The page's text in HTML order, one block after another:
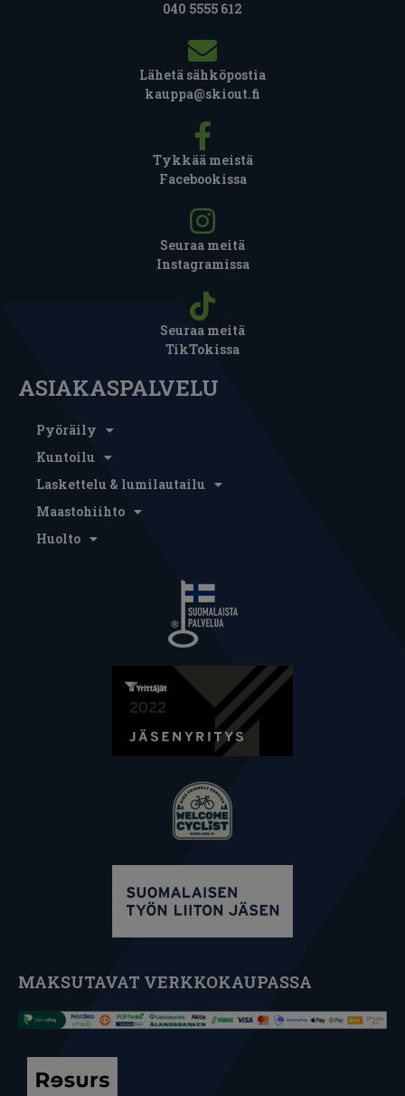
040 5555 612
Lähetä sähköpostia
kauppa@skiout.fi
Tykkää meistä
Facebookissa
Seuraa meitä
Instagramissa
Seuraa meitä
TikTokissa
ASIAKASPALVELU
Pyöräily
Kuntoilu
Laskettelu & lumilautailu
Maastohiihto
Huolto
MAKSUTAVAT VERKKOKAUPASSA